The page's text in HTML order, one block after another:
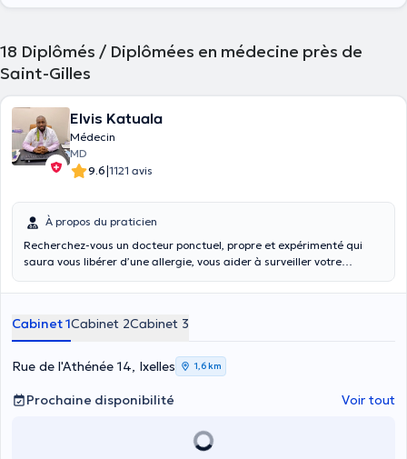
18 Diplômés / Diplômées en médecine près de
Saint-Gilles
Elvis Katuala
Médecin
MD
9.6|1121 avis
À propos du praticien
Recherchez-vous un docteur ponctuel, propre et expérimenté qui
saura vous libérer d’une allergie, vous aider à surveiller votre
un médecin généraliste qui peut vous délivrer une attestation
aider à renouveler votre traitement ou à recevoir une vaccination ?
Avez-vous besoin d’un docteur qui peut vous prendre pour une prise
de sang ou qui peut vous donner des conseils en contraception et
MST ? Prenez rendez-vous avec le docteur
généraliste, il est diplômé en médecine générale depuis 2015. Il
exerce et vous accueille chaleureusement au Centre Médical La
réalise aussi des consultations vidéo tout au long du confinement.
Cabinet 1Cabinet 2Cabinet 3
Rue de l'Athénée 14, Ixelles 1,6 km
Prochaine disponibilité Voir tout